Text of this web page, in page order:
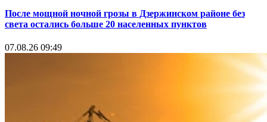
После мощной ночной грозы в Дзержинском районе без
света остались больше 20 населенных пунктов
07.08.26 09:49